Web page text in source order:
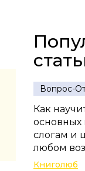
Вопрос-
Как
основных
слогам и
любом
Книголюб